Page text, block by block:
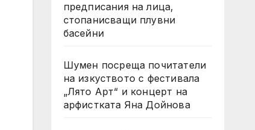
предписания на лица,
стопанисващи плувни
басейни
Шумен посреща почитатели
на изкуството с фестивала
„Лято Арт“ и концерт на
арфистката Яна Дойнова